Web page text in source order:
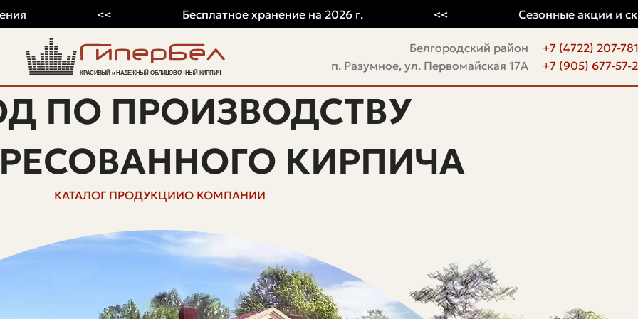
Белгородский район
п. Разумное, ул. Первомайская 17А
+7 (4722) 207-781
+7 (905) 677-57-
ПО ПРОИЗВОДСТВУ
КИРПИЧА
КАТАЛОГ ПРОДУКЦИИО КОМПАНИИ
Бесплатное хранение на 2026 г. Сезонные акции и скидки